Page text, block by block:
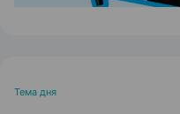
Тема дня